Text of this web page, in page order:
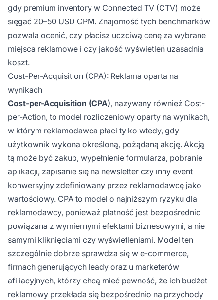
gdy premium inventory w Connected TV (CTV) może
sięgać 20–50 USD CPM. Znajomość tych benchmarków
pozwala ocenić, czy płacisz uczciwą cenę za wybrane
miejsca reklamowe i czy jakość wyświetleń uzasadnia
koszt.
Cost-Per-Acquisition (CPA): Reklama oparta na
wynikach
Cost-per-Acquisition (CPA), nazywany również Cost-
per-Action, to model rozliczeniowy oparty na wynikach,
w którym reklamodawca płaci tylko wtedy, gdy
użytkownik wykona określoną, pożądaną akcję. Akcją
tą może być zakup, wypełnienie formularza, pobranie
aplikacji, zapisanie się na newsletter czy inny event
konwersyjny zdefiniowany przez reklamodawcę jako
wartościowy. CPA to model o najniższym ryzyku dla
reklamodawcy, ponieważ płatność jest bezpośrednio
powiązana z wymiernymi efektami biznesowymi, a nie
samymi kliknięciami czy wyświetleniami. Model ten
szczególnie dobrze sprawdza się w e-commerce,
firmach generujących leady oraz u marketerów
afiliacyjnych, którzy chcą mieć pewność, że ich budżet
reklamowy przekłada się bezpośrednio na przychody